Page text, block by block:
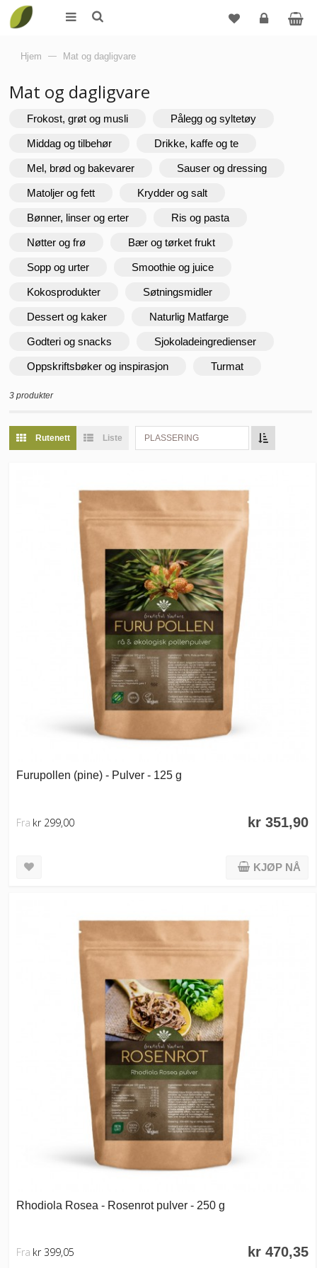
Hjem — Mat og dagligvare
Mat og dagligvare
Frokost, grøt og musli Pålegg og syltetøy
Middag og tilbehør Drikke, kaffe og te
Mel, brød og bakevarer Sauser og dressing
Matoljer og fett Krydder og salt
Bønner, linser og erter Ris og pasta
Nøtter og frø Bær og tørket frukt
Sopp og urter Smoothie og juice
Kokosprodukter Søtningsmidler
Dessert og kaker Naturlig Matfarge
Godteri og snacks Sjokoladeingredienser
Oppskriftsbøker og inspirasjon Turmat
3 produkter
Rutenett Liste PLASSERING
Furupollen (pine) - Pulver - 125 g
kr 351,90
Fra kr 299,00
KJØP NÅ
Rhodiola Rosea - Rosenrot pulver - 250 g
kr 470,35
Fra kr 399,05